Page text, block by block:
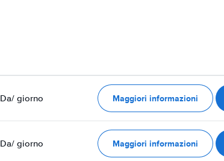
Da/ giorno Maggiori informazioni
Da/ giorno Maggiori informazioni